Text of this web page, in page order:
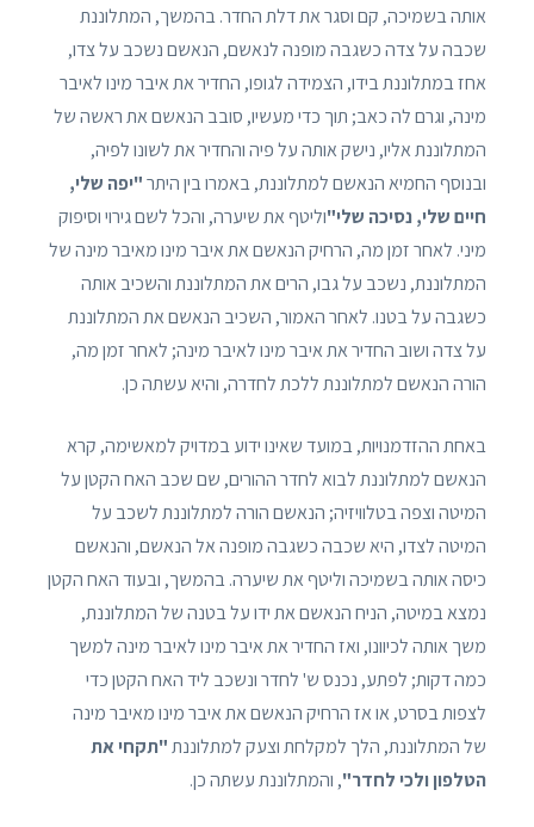
אותה בשמיכה, קם וסגר את דלת החדר. בהמשך, המתלוננת
שכבה על צדה כשגבה מופנה לנאשם, הנאשם נשכב על צדו,
אחז במתלוננת בידו, הצמידה לגופו, החדיר את איבר מינו לאיבר
מינה, וגרם לה כאב; תוך כדי מעשיו, סובב הנאשם את ראשה של
המתלוננת אליו, נישק אותה על פיה והחדיר את לשונו לפיה,
ובנוסף החמיא הנאשם למתלוננת, באמרו בין היתר"יפה שלי,
חיים שלי, נסיכה שלי"וליטף את שיערה, והכל לשם גירוי וסיפוק
מיני. לאחר זמן מה, הרחיק הנאשם את איבר מינו מאיבר מינה של
המתלוננת, נשכב על גבו, הרים את המתלוננת והשכיב אותה
כשגבה על בטנו. לאחר האמור, השכיב הנאשם את המתלוננת
על צדה ושוב החדיר את איבר מינו לאיבר מינה; לאחר זמן מה,
הורה הנאשם למתלוננת ללכת לחדרה, והיא עשתה כן.
באחת ההזדמנויות, במועד שאינו ידוע במדויק למאשימה, קרא
הנאשם למתלוננת לבוא לחדר ההורים, שם שכב האח הקטן על
המיטה וצפה בטלוויזיה; הנאשם הורה למתלוננת לשכב על
המיטה לצדו, היא שכבה כשגבה מופנה אל הנאשם, והנאשם
כיסה אותה בשמיכה וליטף את שיערה. בהמשך, ובעוד האח הקטן
נמצא במיטה, הניח הנאשם את ידו על בטנה של המתלוננת,
משך אותה לכיוונו, ואז החדיר את איבר מינו לאיבר מינה למשך
כמה דקות; לפתע, נכנס ש' לחדר ונשכב ליד האח הקטן כדי
לצפות בסרט, או אז הרחיק הנאשם את איבר מינו מאיבר מינה
של המתלוננת, הלך למקלחת וצעק למתלוננת"תקחי את
הטלפון ולכי לחדר", והמתלוננת עשתה כן.